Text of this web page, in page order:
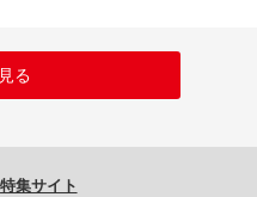
る
特集サイト